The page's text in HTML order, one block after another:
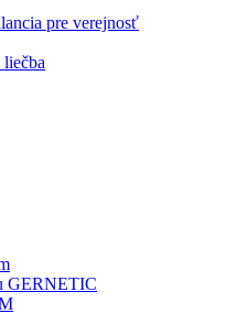
pre verejnosť
GERNETIC